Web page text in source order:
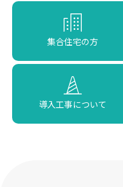
集合住宅の方
導入工事について